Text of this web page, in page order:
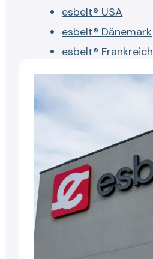
esbelt® USA
esbelt® Dänemark
esbelt® Frankreich